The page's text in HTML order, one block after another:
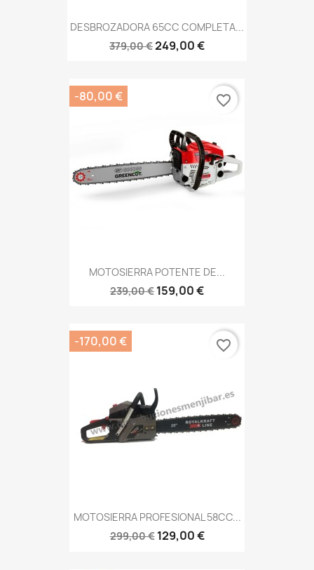
DESBROZADORA 65CC COMPLETA...
379,00 €249,00 €
MOTOSIERRA POTENTE DE...
239,00 € 159,00 €
-80,00 € favorite_border
MOTOSIERRA PROFESIONAL 58CC...
299,00 € 129,00 €
-170,00 € favorite_border